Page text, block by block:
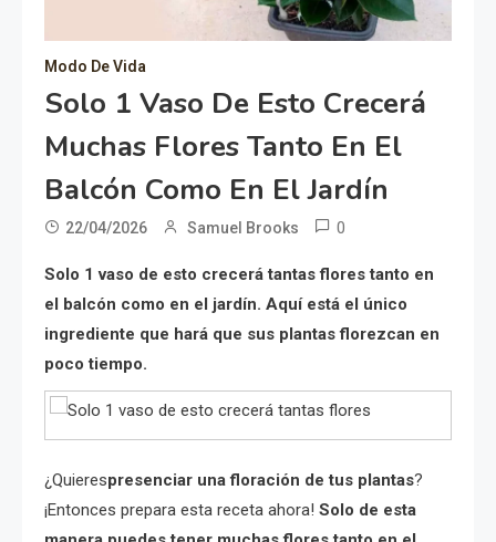
Modo De Vida
Solo 1 Vaso De Esto Crecerá
Muchas Flores Tanto En El
Balcón Como En El Jardín
22/04/2026 Samuel Brooks 0
Solo 1 vaso de esto crecerá tantas flores tanto en
el balcón como en el jardín. Aquí está el único
ingrediente que hará que sus plantas florezcan en
poco tiempo.
¿Quierespresenciar una floración de tus plantas?
¡Entonces prepara esta receta ahora! Solo de esta